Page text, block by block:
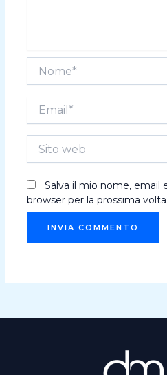
Email*
web
Salva il mio nome, email
browser per la prossima